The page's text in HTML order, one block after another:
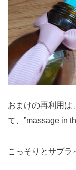
おまけの再利用は
て、”massage in
こっそりとサプラ